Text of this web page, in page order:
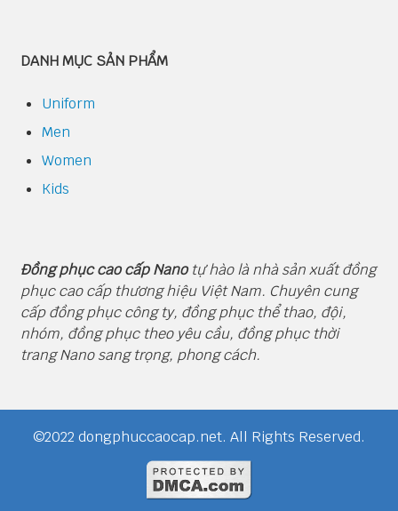
DANH MỤC SẢN PHẨM
Uniform
Men
Women
Kids
Đồng phục cao cấp Nanotự hào là nhà sản xuất đồng
phục cao cấp thương hiệu Việt Nam. Chuyên cung
cấp đồng phục công ty, đồng phục thể thao, đội,
nhóm, đồng phục theo yêu cầu, đồng phục thời
trang Nano sang trọng, phong cách.
©2022 dongphuccaocap.net. All Rights Reserved.